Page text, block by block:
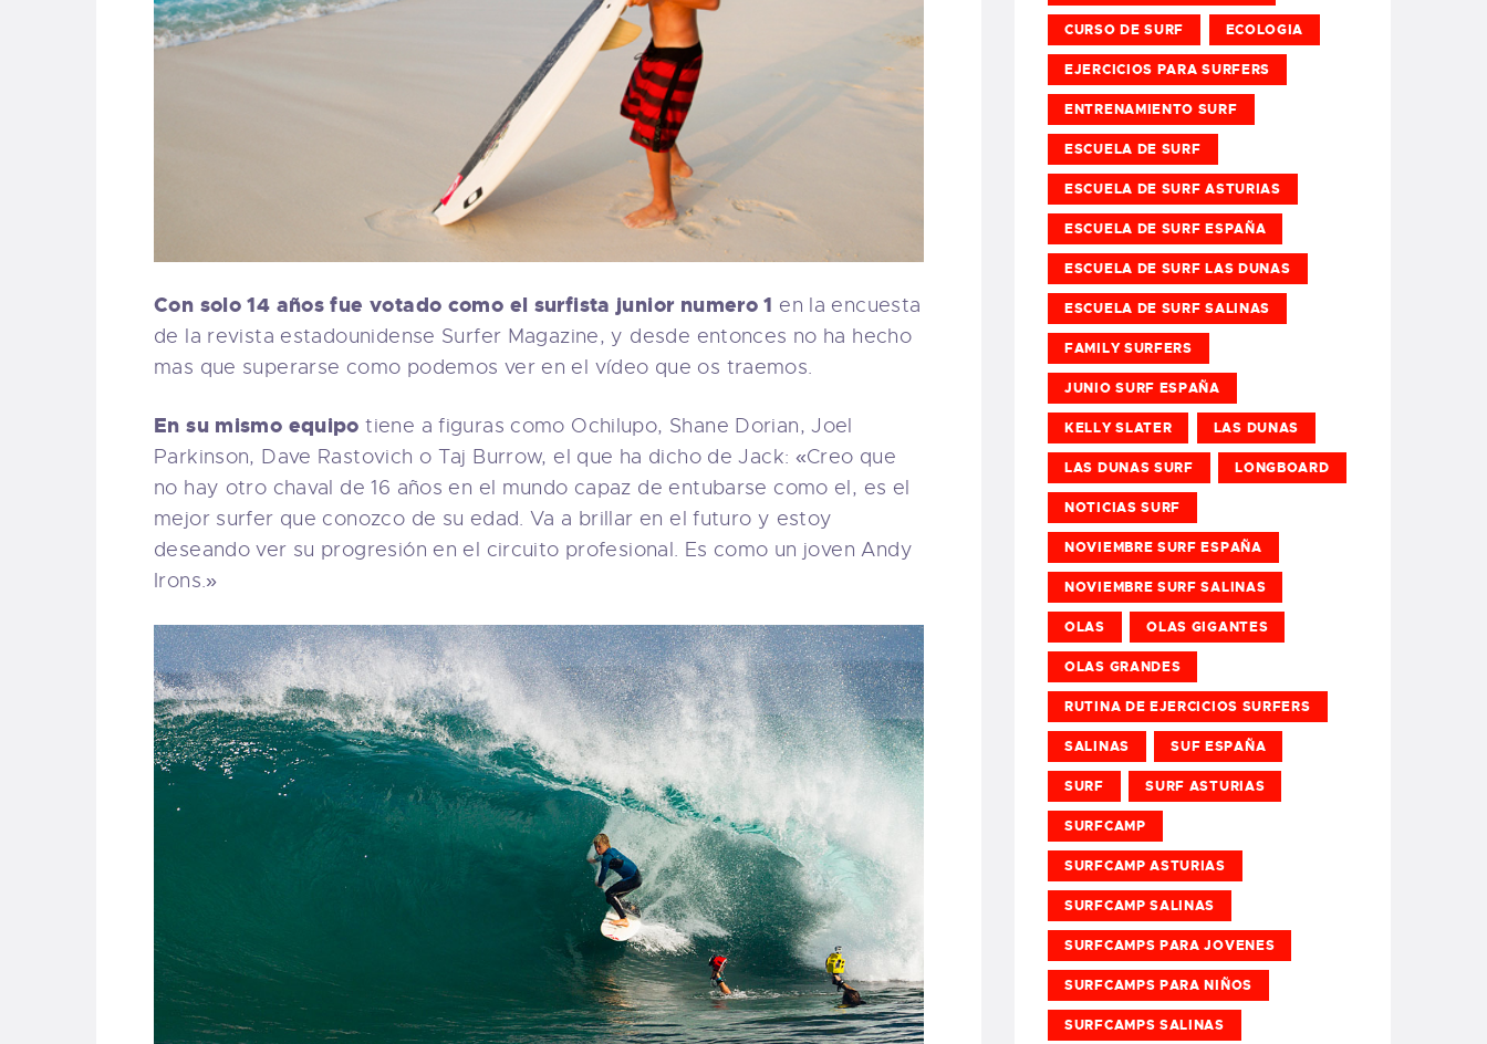
Con solo 14 años fue votado como el surfista junior numero 1 en la encuesta
de la revista estadounidense Surfer Magazine, y desde entonces no ha hecho
mas que superarse como podemos ver en el vídeo que os traemos.
En su mismo equipo tiene a figuras como Ochilupo, Shane Dorian, Joel
Parkinson, Dave Rastovich o Taj Burrow, el que ha dicho de Jack: «Creo que
no hay otro chaval de 16 años en el mundo capaz de entubarse como el, es el
mejor surfer que conozco de su edad. Va a brillar en el futuro y estoy
deseando ver su progresión en el circuito profesional. Es como un joven Andy
Irons.»
CURSO DE SURF ECOLOGIA
EJERCICIOS PARA SURFERS
ENTRENAMIENTO SURF
ESCUELA DE SURF
ESCUELA DE SURF ASTURIAS
ESCUELA DE SURF ESPAÑA
ESCUELA DE SURF LAS DUNAS
ESCUELA DE SURF SALINAS
FAMILY SURFERS
JUNIO SURF ESPAÑA
KELLY SLATER LAS DUNAS
LAS DUNAS SURF LONGBOARD
NOTICIAS SURF
NOVIEMBRE SURF ESPAÑA
NOVIEMBRE SURF SALINAS
OLAS OLAS GIGANTES
OLAS GRANDES
RUTINA DE EJERCICIOS SURFERS
SALINAS SUF ESPAÑA
SURF SURF ASTURIAS
SURFCAMP
SURFCAMP ASTURIAS
SURFCAMP SALINAS
SURFCAMPS PARA JOVENES
SURFCAMPS PARA NIÑOS
SURFCAMPS SALINAS